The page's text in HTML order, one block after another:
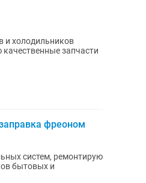
и холодильников
запчасти
фреоном
систем, ремонтирую
бытовых и